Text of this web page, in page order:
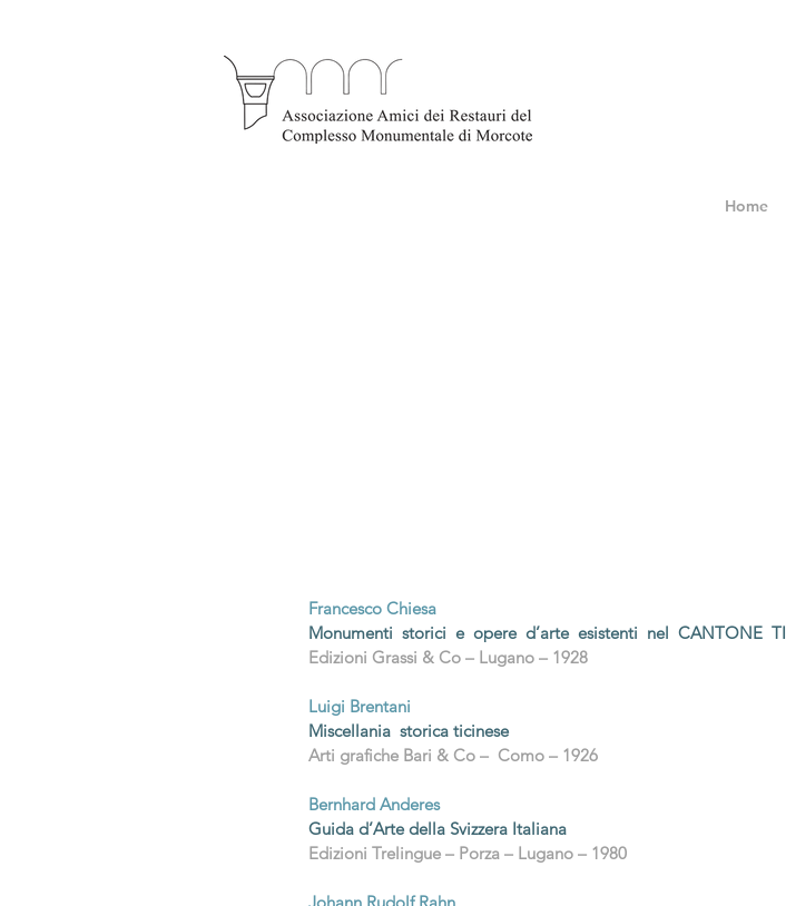
Home
Francesco Chiesa
Monumenti storici e opere d’arte esistenti nel CANTONE
Edizioni Grassi & Co – Lugano – 1928
Luigi Brentani
Miscellania storica ticinese
Arti grafiche Bari & Co – Como – 1926
Bernhard Anderes
Guida d’Arte della Svizzera Italiana
Edizioni Trelingue – Porza – Lugano – 1980